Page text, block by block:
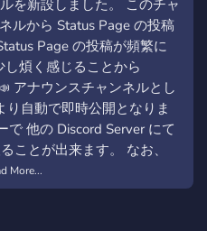
を新設しました。 このチャ
ルから Status Page の投稿
Page の投稿が頻繁に
煩く感じることから
アナウンスチャンネルとし
自動で即時公開となりま
で 他の Discord Server にて
ことが出来ます。 なお、
による直接の受信なので
稀にデータが飛んでこない
More...